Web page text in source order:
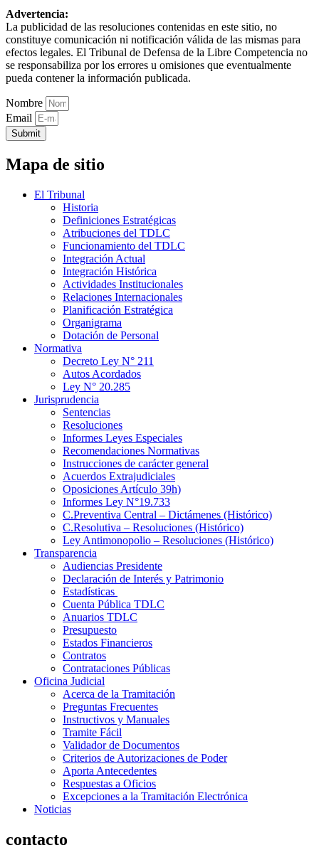
Advertencia:
La publicidad de las resoluciones contenidas en este sitio, no
constituye comunicación ni notificación válida de las mismas para
efectos legales. El Tribunal de Defensa de la Libre Competencia no
se responsabiliza por los errores u omisiones que eventualmente
pueda contener la información publicada.
Nombre
Email
Submit
Mapa de sitio
El Tribunal
Historia
Definiciones Estratégicas
Atribuciones del TDLC
Funcionamiento del TDLC
Integración Actual
Integración Histórica
Actividades Institucionales
Relaciones Internacionales
Planificación Estratégica
Organigrama
Dotación de Personal
Normativa
Decreto Ley N° 211
Autos Acordados
Ley N° 20.285
Jurisprudencia
Sentencias
Resoluciones
Informes Leyes Especiales
Recomendaciones Normativas
Instrucciones de carácter general
Acuerdos Extrajudiciales
Oposiciones Artículo 39h)
Informes Ley N°19.733
C.Preventiva Central – Dictámenes (Histórico)
C.Resolutiva – Resoluciones (Histórico)
Ley Antimonopolio – Resoluciones (Histórico)
Transparencia
Audiencias Presidente
Declaración de Interés y Patrimonio
Estadísticas
Cuenta Pública TDLC
Anuarios TDLC
Presupuesto
Estados Financieros
Contratos
Contrataciones Públicas
Oficina Judicial
Acerca de la Tramitación
Preguntas Frecuentes
Instructivos y Manuales
Tramite Fácil
Validador de Documentos
Criterios de Autorizaciones de Poder
Aporta Antecedentes
Respuestas a Oficios
Excepciones a la Tramitación Electrónica
Noticias
contacto